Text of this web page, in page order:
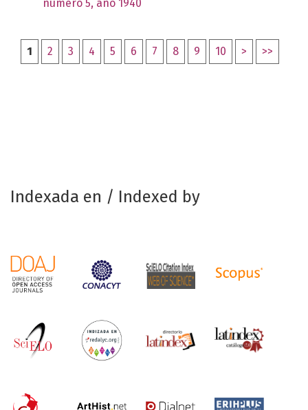
número 5, año 1940
1 2 3 4 5 6 7 8 9 10 > >>
Indexada en / Indexed by